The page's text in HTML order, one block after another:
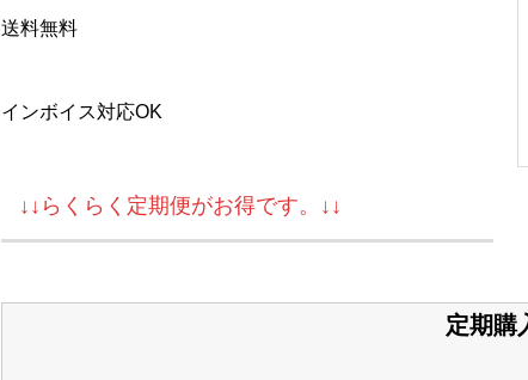
送料無料
インボイス対応OK
↓↓らくらく定期便がお得です。↓↓
定期購